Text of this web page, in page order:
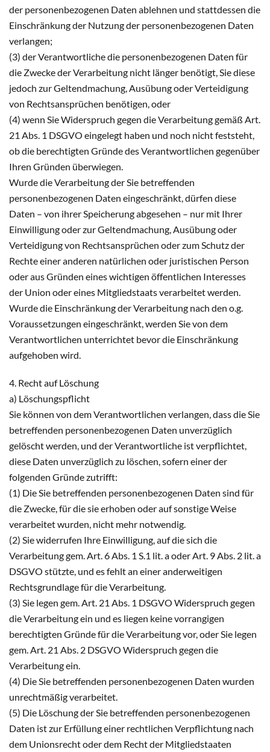
der personenbezogenen Daten ablehnen und stattdessen die
Einschränkung der Nutzung der personenbezogenen Daten
verlangen;
(3) der Verantwortliche die personenbezogenen Daten für
die Zwecke der Verarbeitung nicht länger benötigt, Sie diese
jedoch zur Geltendmachung, Ausübung oder Verteidigung
von Rechtsansprüchen benötigen, oder
(4) wenn Sie Widerspruch gegen die Verarbeitung gemäß Art.
21 Abs. 1 DSGVO eingelegt haben und noch nicht feststeht,
ob die berechtigten Gründe des Verantwortlichen gegenüber
Ihren Gründen überwiegen.
Wurde die Verarbeitung der Sie betreffenden
personenbezogenen Daten eingeschränkt, dürfen diese
Daten – von ihrer Speicherung abgesehen – nur mit Ihrer
Einwilligung oder zur Geltendmachung, Ausübung oder
Verteidigung von Rechtsansprüchen oder zum Schutz der
Rechte einer anderen natürlichen oder juristischen Person
oder aus Gründen eines wichtigen öffentlichen Interesses
der Union oder eines Mitgliedstaats verarbeitet werden.
Wurde die Einschränkung der Verarbeitung nach den o.g.
Voraussetzungen eingeschränkt, werden Sie von dem
Verantwortlichen unterrichtet bevor die Einschränkung
aufgehoben wird.
4. Recht auf Löschung
a) Löschungspflicht
Sie können von dem Verantwortlichen verlangen, dass die Sie
betreffenden personenbezogenen Daten unverzüglich
gelöscht werden, und der Verantwortliche ist verpflichtet,
diese Daten unverzüglich zu löschen, sofern einer der
folgenden Gründe zutrifft:
(1) Die Sie betreffenden personenbezogenen Daten sind für
die Zwecke, für die sie erhoben oder auf sonstige Weise
verarbeitet wurden, nicht mehr notwendig.
(2) Sie widerrufen Ihre Einwilligung, auf die sich die
Verarbeitung gem. Art. 6 Abs. 1 S.1 lit. a oder Art. 9 Abs. 2 lit. a
DSGVO stützte, und es fehlt an einer anderweitigen
Rechtsgrundlage für die Verarbeitung.
(3) Sie legen gem. Art. 21 Abs. 1 DSGVO Widerspruch gegen
die Verarbeitung ein und es liegen keine vorrangigen
berechtigten Gründe für die Verarbeitung vor, oder Sie legen
gem. Art. 21 Abs. 2 DSGVO Widerspruch gegen die
Verarbeitung ein.
(4) Die Sie betreffenden personenbezogenen Daten wurden
unrechtmäßig verarbeitet.
(5) Die Löschung der Sie betreffenden personenbezogenen
Daten ist zur Erfüllung einer rechtlichen Verpflichtung nach
dem Unionsrecht oder dem Recht der Mitgliedstaaten